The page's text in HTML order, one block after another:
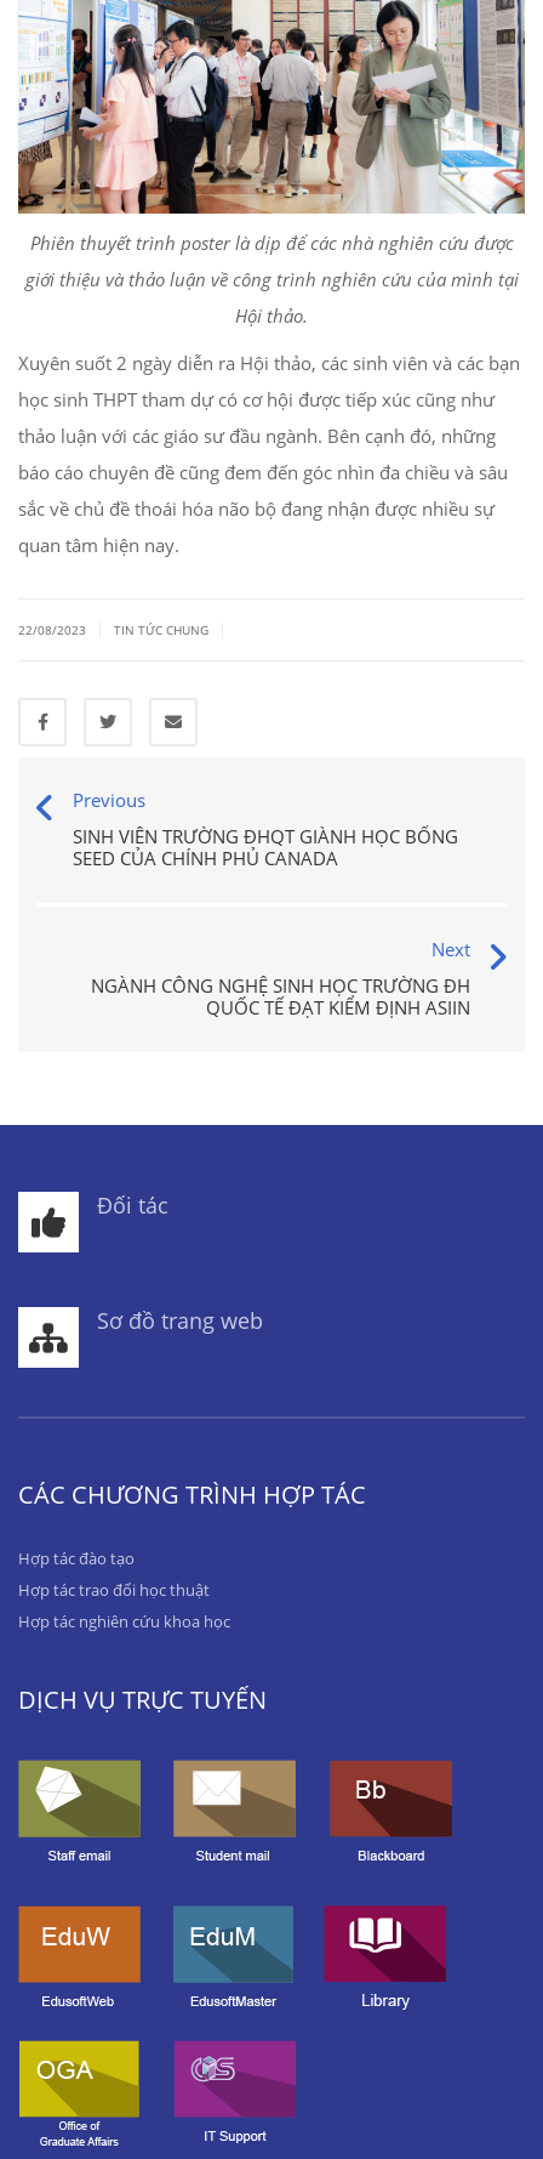
Phiên thuyết trình poster là dịp để các nhà nghiên cứu được
giới thiệu và thảo luận về công trình nghiên cứu của mình tại
Hội thảo.
Xuyên suốt 2 ngày diễn ra Hội thảo, các sinh viên và các bạn
học sinh THPT tham dự có cơ hội được tiếp xúc cũng như
thảo luận với các giáo sư đầu ngành. Bên cạnh đó, những
báo cáo chuyên đề cũng đem đến góc nhìn đa chiều và sâu
sắc về chủ đề thoái hóa não bộ đang nhận được nhiều sự
quan tâm hiện nay.
22/08/2023 TIN TỨC CHUNG
Previous
SINH VIÊN TRƯỜNG ĐHQT GIÀNH HỌC BỔNG
SEED CỦA CHÍNH PHỦ CANADA
Next
NGÀNH CÔNG NGHỆ SINH HỌC TRƯỜNG ĐH
QUỐC TẾ ĐẠT KIỂM ĐỊNH ASIIN
Đối tác
Sơ đồ trang web
CÁC CHƯƠNG TRÌNH HỢP TÁC
Hợp tác đào tạo
Hợp tác trao đổi học thuật
Hợp tác nghiên cứu khoa học
DỊCH VỤ TRỰC TUYẾN